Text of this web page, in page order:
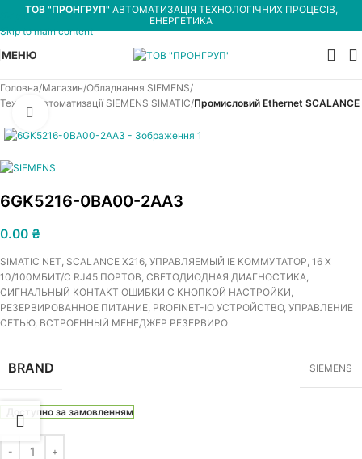
Skip to navigation
Skip to main content
ТОВ "ПРОНГРУП" АВТОМАТИЗАЦІЯ ТЕХНОЛОГІЧНИХ ПРОЦЕСІВ,
ЕНЕРГЕТИКА
МЕНЮ
Головна Магазин Обладнання SIEMENS
Техніка автоматизації SIEMENS SIMATIC Промисловий Ethernet SCALANCE
6GK5216-0BA00-2AA3
0.00 ₴
SIMATIC NET, SCALANCE X216, УПРАВЛЯЕМЫЙ IE КОММУТАТОР, 16 X
10/100МБИТ/С RJ45 ПОРТОВ, СВЕТОДИОДНАЯ ДИАГНОСТИКА,
СИГНАЛЬНЫЙ КОНТАКТ ОШИБКИ С КНОПКОЙ НАСТРОЙКИ,
РЕЗЕРВИРОВАННОЕ ПИТАНИЕ, PROFINET-IO УСТРОЙСТВО, УПРАВЛЕНИЕ
СЕТЬЮ, ВСТРОЕННЫЙ МЕНЕДЖЕР РЕЗЕРВИРО
BRAND SIEMENS
Доступно за замовленням